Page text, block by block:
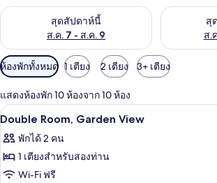
สุดสัปดาห์นี้
ส.ค. 7 - ส.ค. 9
ตรวจสอบจำนวนห้องพักว่างในสุดสัปดาห์นี้ ส.สุ
ส.
ตรวจสอบจ
ตัว
กรอง
ที่
มี
ให้
สำหรับ
ห้อง
ห้องพักทั้งหมด 1 เตียง 2 เตียง 3+ เตียง
แสดงห้องพัก 10 ห้องจาก 10 ห้อง
เปิด
ภาพถ่าย
ทั้งหมด
ของ
เครื่องนอนร
5
Double Room, Garden View
พักได้ 2 คน
1 เตียงสำหรับสองท่าน
Wi-Fi ฟรี